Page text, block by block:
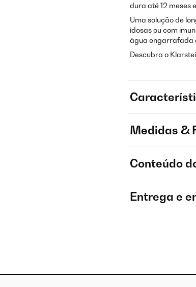
dura até 12 meses
Uma solução de
idosas ou com
água engarrafada
Descubra o
Medidas &
Conteúdo
Entrega e